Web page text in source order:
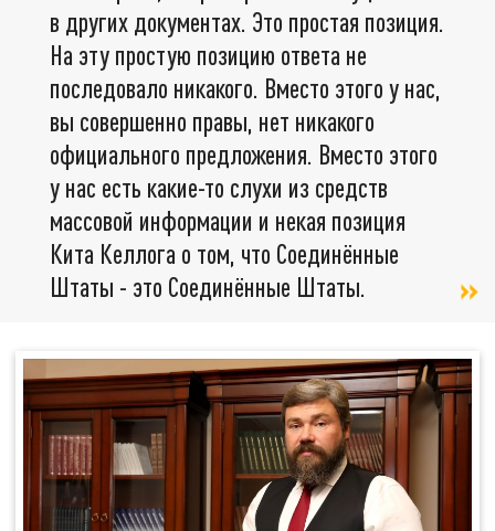
в других документах. Это простая позиция.
На эту простую позицию ответа не
последовало никакого. Вместо этого у нас,
вы совершенно правы, нет никакого
официального предложения. Вместо этого
у нас есть какие-то слухи из средств
массовой информации и некая позиция
Кита Келлога о том, что Соединённые
Штаты - это Соединённые Штаты.